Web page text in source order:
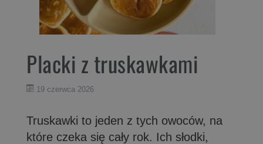
Placki z truskawkami
19 czerwca 2026
Truskawki to jeden z tych owoców, na
które czeka się cały rok. Ich słodki,